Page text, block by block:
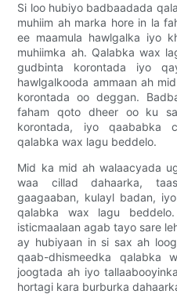
Si loo hubiyo badbaadada
muhiim ah marka hore in la
ee maamula hawlgalka iyo
muhiimka ah. Qalabka wax
gudbinta korontada iyo
hawlgalkooda ammaan ah
korontada oo deggan.
faham qoto dheer oo ku
korontada, iyo qaababka
qalabka wax lagu beddelo.
Mid ka mid ah walaacyada
waa cillad dahaarka,
gaagaaban, kulayl badan,
qalabka wax lagu
isticmaalaan agab tayo sare
ay hubiyaan in si sax ah
qaab-dhismeedka qalabka
joogtada ah iyo
hortagi kara burburka